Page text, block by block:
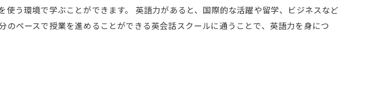
う環境で学ぶことができます。 英語力があると、国際的な活躍や留学、ビジネスなど
ペースで授業を進めることができる英会話スクールに通うことで、英語力を身につ